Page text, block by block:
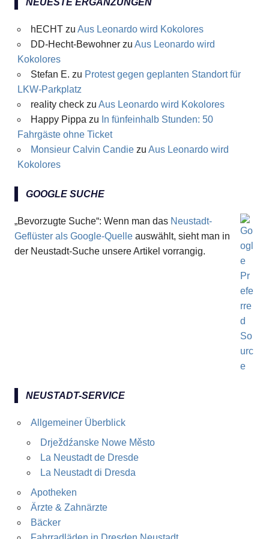
hECHTzu Aus Leonardo wird Kokolores
DD-Hecht-Bewohnerzu Aus Leonardo wird
Kokolores
Stefan E. zu Protest gegen geplanten Standort für
LKW-Parkplatz
reality checkzu Aus Leonardo wird Kokolores
Happy Pippa zu In fünfeinhalb Stunden: 50
Fahrgäste ohne Ticket
Monsieur Calvin Candiezu Aus Leonardo wird
Kokolores
GOOGLE SUCHE
„Bevorzugte Suche“: Wenn man das Neustadt-
Geflüster als Google-Quelle auswählt, sieht man in
der Neustadt-Suche unsere Artikel vorrangig.
NEUSTADT-SERVICE
Allgemeiner Überblick
Drježdźanske Nowe Město
La Neustadt de Dresde
La Neustadt di Dresda
Apotheken
Ärzte & Zahnärzte
Bäcker